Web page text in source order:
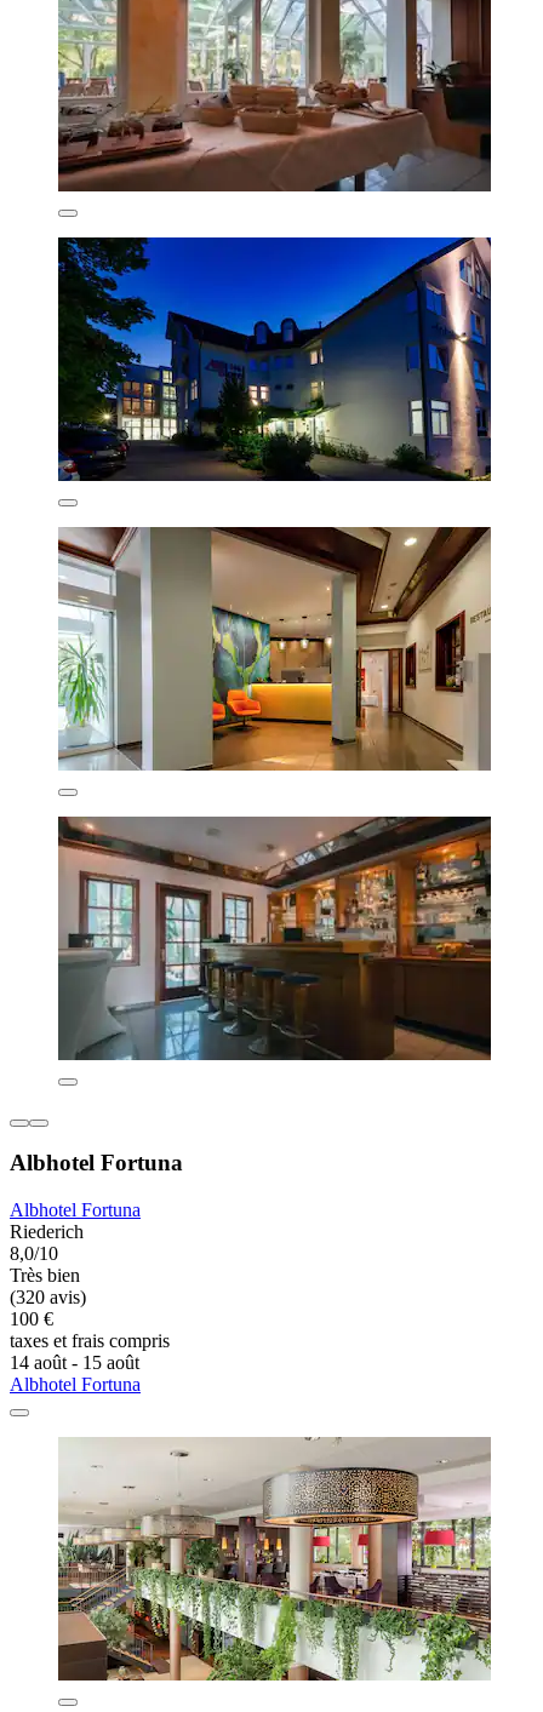
Albhotel Fortuna
Albhotel Fortuna
Riederich
8,0/10
Très bien
(320 avis)
100 €
taxes et frais compris
14 août - 15 août
Albhotel Fortuna